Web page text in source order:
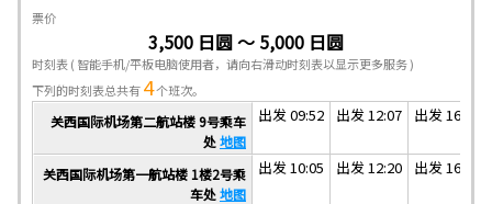
票价
3,500 日圆 ～ 5,000 日圆
时刻表( 智能手机/平板电脑使用者，请向右滑动时刻表以显示更多服务 )
下列的时刻表总共有4个班次。
关西国际机场第二航站楼 9号乘车
处地图
出发 09:52 出发 12:07 出发 16:07
关西国际机场第一航站楼 1楼2号乘
车处地图
出发 10:05 出发 12:20 出发 16:20